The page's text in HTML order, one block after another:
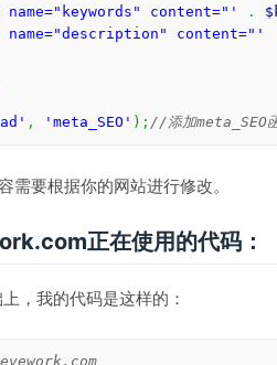
name="keywords" content="' .
name="description" content="'
, 'meta_SEO' ) ; //添加meta_SEO
要根据你的网站进行修改。
正在使用的代码：
，我的代码是这样的：